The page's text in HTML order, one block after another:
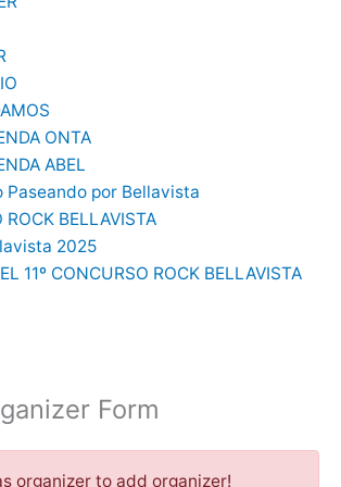
ONTA
ABEL
Paseando por Bellavista
ROCK BELLAVISTA
2025
11º CONCURSO ROCK BELLAVISTA
Form
organizer to add organizer!